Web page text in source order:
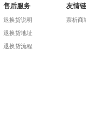
售后服务
退换货说明
退换货地址
退换货流程
友情
萘析商